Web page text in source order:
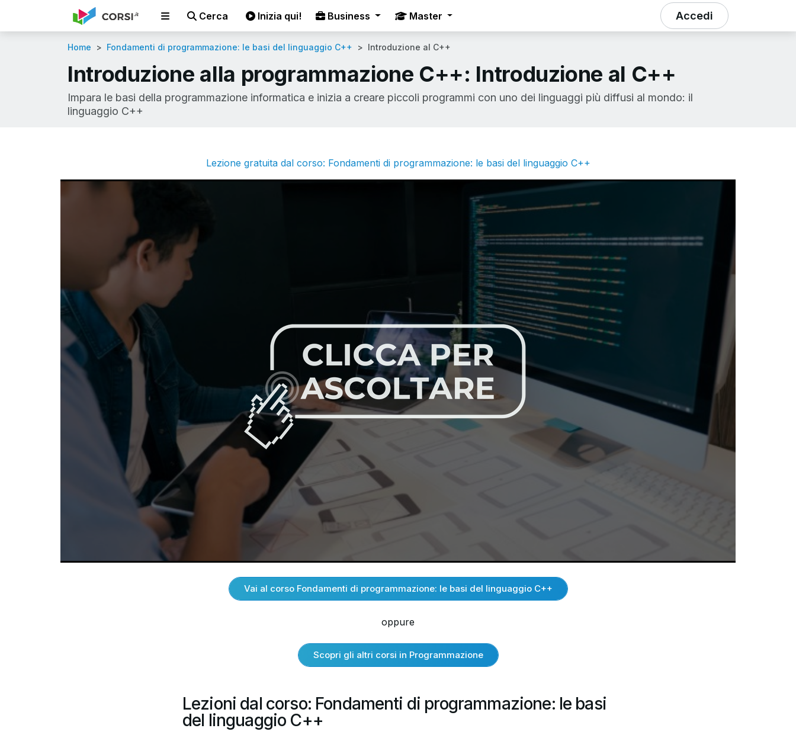
Cerca Inizia qui! Business Master Accedi
Home Fondamenti di programmazione: le basi del linguaggio C++ Introduzione al C++
Introduzione alla programmazione C++: Introduzione al C++
Impara le basi della programmazione informatica e inizia a creare piccoli programmi con uno dei linguaggi più diffusi al mondo: il
linguaggio C++
Lezione gratuita dal corso: Fondamenti di programmazione: le basi del linguaggio C++
Vai al corso Fondamenti di programmazione: le basi del linguaggio C++
oppure
Scopri gli altri corsi in Programmazione
Lezioni dal corso: Fondamenti di programmazione: le basi
del linguaggio C++